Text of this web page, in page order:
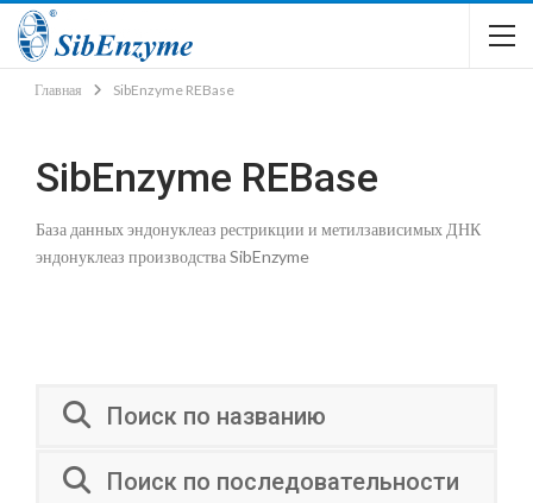
Главная SibEnzyme REBase
SibEnzyme REBase
База данных эндонуклеаз рестрикции и метилзависимых ДНК
эндонуклеаз производства SibEnzyme
Поиск по названию
Поиск по последовательности